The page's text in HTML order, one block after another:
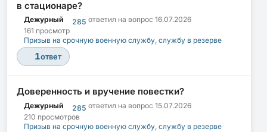
в стационаре?
Дежурный 285 ответил на вопрос 16.07.2026
161 просмотр
Призыв на срочную военную службу, службу в резерве
1ответ
Доверенность и вручение повестки?
Дежурный 285 ответил на вопрос 15.07.2026
210 просмотров
Призыв на срочную военную службу, службу в резерве